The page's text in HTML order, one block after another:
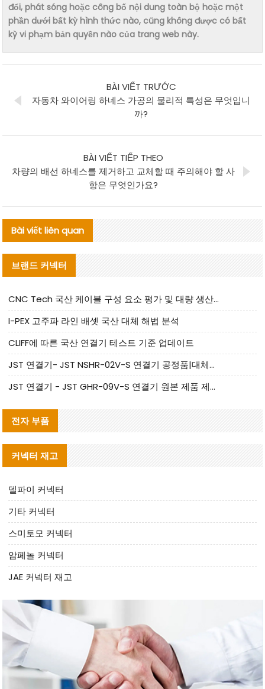
đổi, phát sóng hoặc công bố nội dung toàn bộ hoặc một
phần dưới bất kỳ hình thức nào, cũng không được có bất
kỳ vi phạm bản quyền nào của trang web này.
BÀI VIẾT TRƯỚC
자동차 와이어링 하네스 가공의 물리적 특성은 무엇입니
까?
BÀI VIẾT TIẾP THEO
차량의 배선 하네스를 제거하고 교체할 때 주의해야 할 사
항은 무엇인가요?
Bài viết liên quan
브랜드 커넥터
CNC Tech 국산 케이블 구성 요소 평가 및 대량 생산 적합성 가이드
I-PEX 고주파 라인 배셋 국산 대체 해법 분석
CLIFF에 따른 국산 연결기 테스트 기준 업데이트
JST 연결기- JST NSHR-02V-S 연결기 공정품|대체품 제공
JST 연결기 - JST GHR-09V-S 연결기 원본 제품 제공 | 대체품 제공
전자 부품
커넥터 재고
델파이 커넥터
기타 커넥터
스미토모 커넥터
암페놀 커넥터
JAE 커넥터 재고